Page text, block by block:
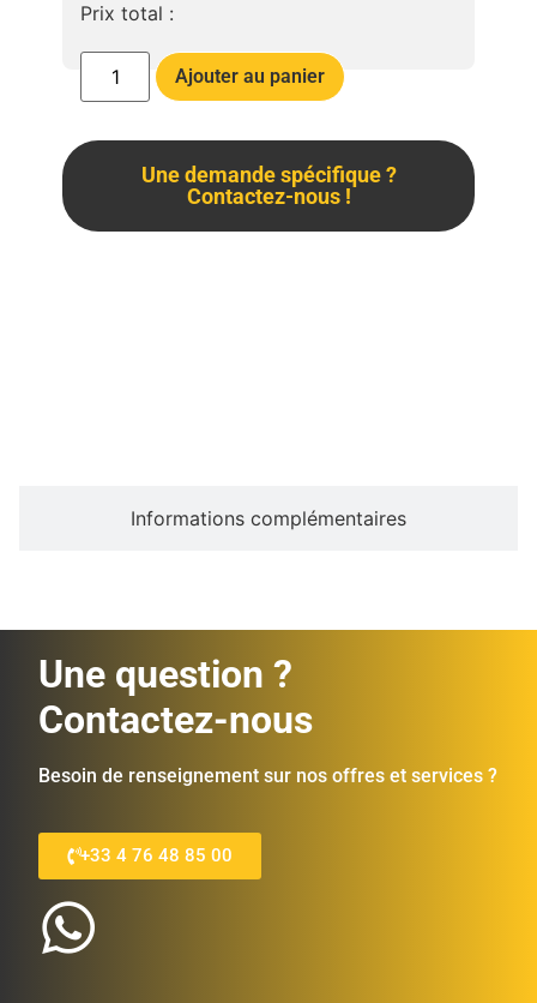
Prix total :
Ajouter au panier
Une demande spécifique ?
Contactez-nous !
Informations complémentaires
Une question ?
Contactez-nous
Besoin de renseignement sur nos offres et services ?
+33 4 76 48 85 00